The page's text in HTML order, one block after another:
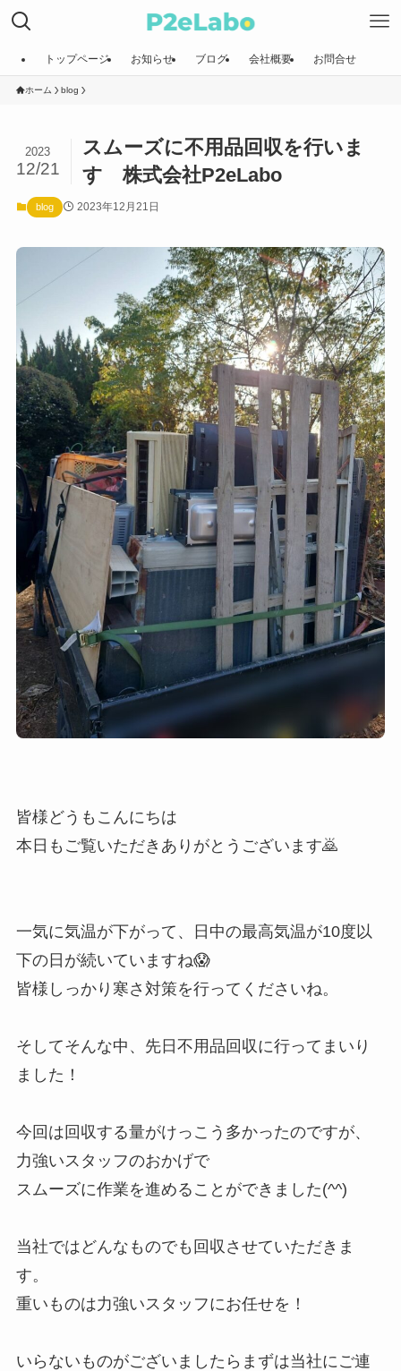
トップページ お知らせ ブログ 会社概要 お問合せ
ホーム blog
スムーズに不用品回収を行いま
す 株式会社P2eLabo
2023
12/21
blog 2023年12月21日
皆様どうもこんにちは
本日もご覧いただきありがとうございます🙇
一気に気温が下がって、日中の最高気温が10度以
下の日が続いていますね😱
皆様しっかり寒さ対策を行ってくださいね。
そしてそんな中、先日不用品回収に行ってまいり
ました！
今回は回収する量がけっこう多かったのですが、
力強いスタッフのおかげで
スムーズに作業を進めることができました(^^)
当社ではどんなものでも回収させていただきま
す。
重いものは力強いスタッフにお任せを！
いらないものがございましたらまずは当社にご連